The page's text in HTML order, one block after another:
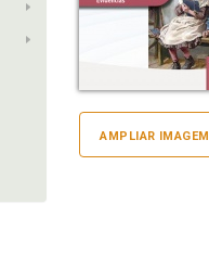
AMPLIAR IMAGEM